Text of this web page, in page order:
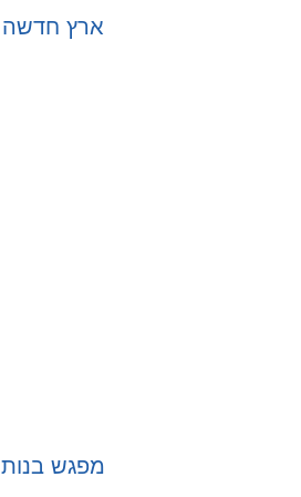
ארץ חדשה
מפגש בנות